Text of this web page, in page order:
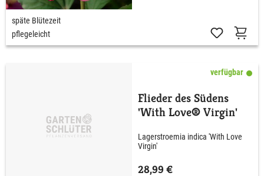
späte Blütezeit
pflegeleicht
verfügbar
Flieder des Südens
'With Love® Virgin'
Lagerstroemia indica 'With Love
Virgin'
28,99 €